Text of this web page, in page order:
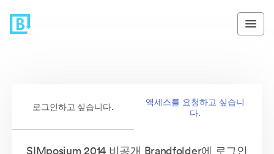
로그인하고 싶습니다.
액세스를 요청하고 싶습니
다.
SIMposium 2014 비공개 Brandfolder에 로그인